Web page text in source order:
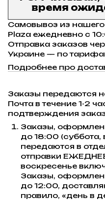
время
Самовывоз из
Plaza ежедневно с
Отправка заказов
Украине — по
Подробнее про
Заказы передаются
Почта в течение 1-2
подтверждения
Заказы,
до 18:00 (суббота,
передаются в
отправки
воскресенье
Заказы,
до 12:00,
правило, «день в